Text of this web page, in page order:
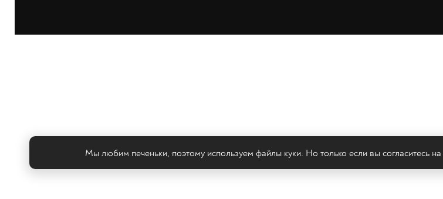
Мы любим печеньки, поэтому используем файлы куки. Но только если вы согласитесь на